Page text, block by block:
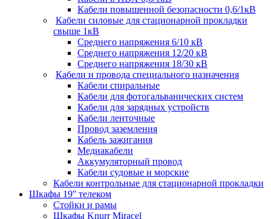
Кабели повышенной безопасности 0,6/1кВ
Кабели силовые для стационарной прокладки
свыше 1кВ
Среднего напряжения 6/10 кВ
Среднего напряжения 12/20 кВ
Среднего напряжения 18/30 кВ
Кабели и провода специального назначения
Кабели спиральные
Кабели для фотогальванических систем
Кабели для зарядных устройств
Кабели ленточные
Провод заземления
Кабель зажигания
Медиакабели
Аккумуляторный провод
Кабели судовые и морские
Кабели контрольные для стационарной прокладки
Шкафы 19'' телеком
Стойки и рамы
Шкафы Knurr Miracel